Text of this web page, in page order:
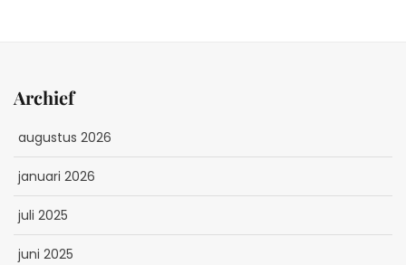
Archief
augustus 2026
januari 2026
juli 2025
juni 2025